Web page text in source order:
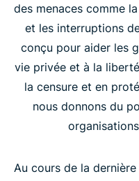
des menaces comme
et les interruptions
conçu pour aider les
vie privée et à la
la censure et en
nous donnons du
Au cours de la